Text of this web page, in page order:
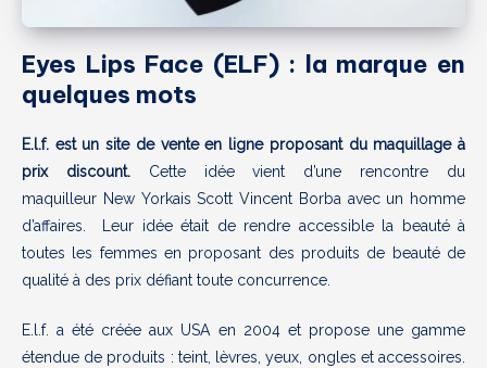
Eyes Lips Face (ELF) : la marque en
quelques mots
E.l.f. est un site de vente en ligne proposant du maquillage à
prix discount.Cette idée vient d’une rencontre du
maquilleur New Yorkais Scott Vincent Borba avec un homme
d’affaires. Leur idée était de rendre accessible la beauté à
toutes les femmes en proposant des produits de beauté de
qualité à des prix défiant toute concurrence.
E.l.f. a été créée aux USA en 2004 et propose une gamme
étendue de produits : teint, lèvres, yeux, ongles et accessoires.